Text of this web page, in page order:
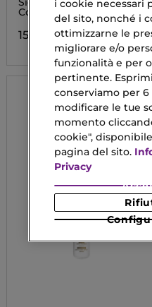
Collagene
15,12 €
i cookie necessari
del sito, nonché i
ottimizzarne le
migliorare e/o
funzionalità e per
pertinente.
conserviamo per 6
modificare le tue
momento
cookie",
pagina del sito.
Privacy